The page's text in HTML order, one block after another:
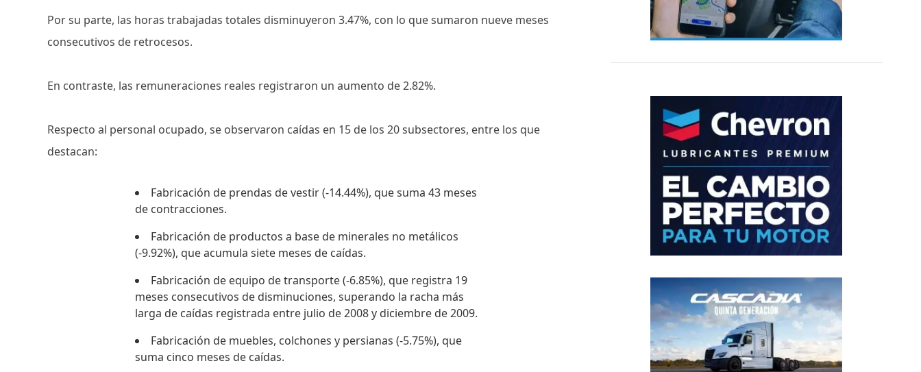
Por su parte, las horas trabajadas totales disminuyeron 3.47%, con lo que sumaron nueve meses
consecutivos de retrocesos.
En contraste, las remuneraciones reales registraron un aumento de 2.82%.
Respecto al personal ocupado, se observaron caídas en 15 de los 20 subsectores, entre los que
destacan:
Fabricación de prendas de vestir (-14.44%), que suma 43 meses
de contracciones.
Fabricación de productos a base de minerales no metálicos
(-9.92%), que acumula siete meses de caídas.
Fabricación de equipo de transporte (-6.85%), que registra 19
meses consecutivos de disminuciones, superando la racha más
larga de caídas registrada entre julio de 2008 y diciembre de 2009.
Fabricación de muebles, colchones y persianas (-5.75%), que
suma cinco meses de caídas.